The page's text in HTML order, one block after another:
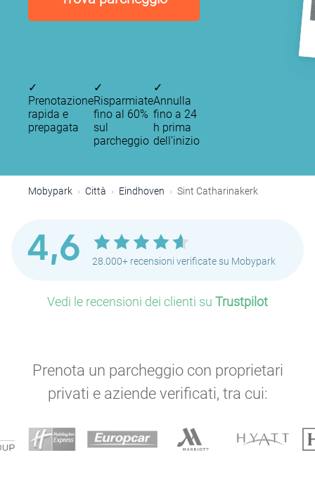
✓
Prenotazione
rapida e
prepagata
✓
Risparmiate
fino al 60%
sul
parcheggio
✓
Annulla
fino a 24
h prima
dell’inizio
Mobypark Città Eindhoven Sint Catharinakerk
4,6 28.000+ recensioni verificate su Mobypark
Vedi le recensioni dei clienti su Trustpilot
Prenota un parcheggio con proprietari
privati e aziende verificati, tra cui: